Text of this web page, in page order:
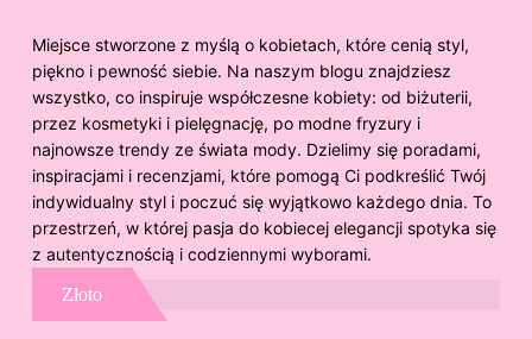
Miejsce stworzone z myślą o kobietach, które cenią styl,
piękno i pewność siebie. Na naszym blogu znajdziesz
wszystko, co inspiruje współczesne kobiety: od biżuterii,
przez kosmetyki i pielęgnację, po modne fryzury i
najnowsze trendy ze świata mody. Dzielimy się poradami,
inspiracjami i recenzjami, które pomogą Ci podkreślić Twój
indywidualny styl i poczuć się wyjątkowo każdego dnia. To
przestrzeń, w której pasja do kobiecej elegancji spotyka się
z autentycznością i codziennymi wyborami.
Złoto